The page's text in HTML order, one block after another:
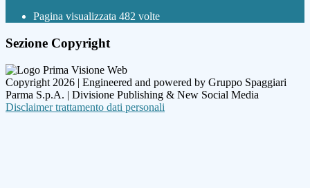
Pagina visualizzata 482 volte
Sezione Copyright
Copyright 2026 | Engineered and powered by Gruppo Spaggiari
Parma S.p.A. | Divisione Publishing & New Social Media
Disclaimer trattamento dati personali